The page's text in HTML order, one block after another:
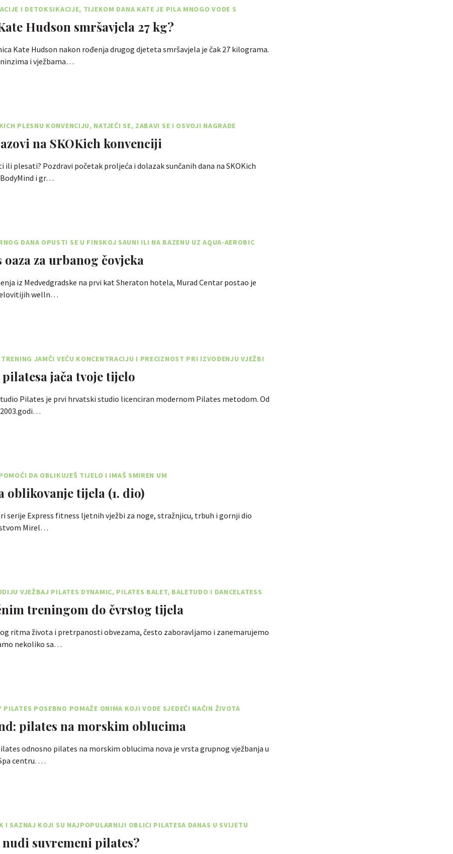
I DETOKSIKACIJE, TIJEKOM DANA KATE JE PILA MNOGO VODE S
Hudson smršavjela 27 kg?
Kate Hudson nakon rođenja drugog djeteta smršavjela je čak 27 kilograma.
i vježbama…
PLESNU KONVENCIJU, NATJEČI SE, ZABAVI SE I OSVOJI NAGRADE
na SKOKich konvenciji
ili plesati? Pozdravi početak proljeća i dolazak sunčanih dana na SKOKich
i gr…
DANA OPUSTI SE U FINSKOJ SAUNI ILI NA BAZENU UZ AQUA-AEROBIC
oaza za urbanog čovjeka
iz Medvedgradske na prvi kat Sheraton hotela, Murad Centar postao je
welln…
JAMČI VEĆU KONCENTRACIJU I PRECIZNOST PRI IZVOĐENJU VJEŽBI
jača tvoje tijelo
Pilates je prvi hrvatski studio licenciran modernom Pilates metodom. Od
DA OBLIKUJEŠ TIJELO I IMAŠ SMIREN UM
oblikovanje tijela (1. dio)
serije Express fitness ljetnih vježbi za noge, stražnjicu, trbuh i gornji dio
Mirel…
VJEŽBAJ PILATES DYNAMIC, PILATES BALET, BALETUDO I DANCELATESS
treningom do čvrstog tijela
ritma života i pretrpanosti obvezama, često zaboravljamo i zanemarujemo
nekoliko sa…
PILATES POSEBNO POMAŽE ONIMA KOJI VODE SJEDEĆI NAČIN ŽIVOTA
pilates na morskim oblucima
odnosno pilates na morskim oblucima nova je vrsta grupnog vježbanja u
centru. …
I SAZNAJ KOJI SU NAJPOPULARNIJI OBLICI PILATESA DANAS U SVIJETU
nudi suvremeni pilates?